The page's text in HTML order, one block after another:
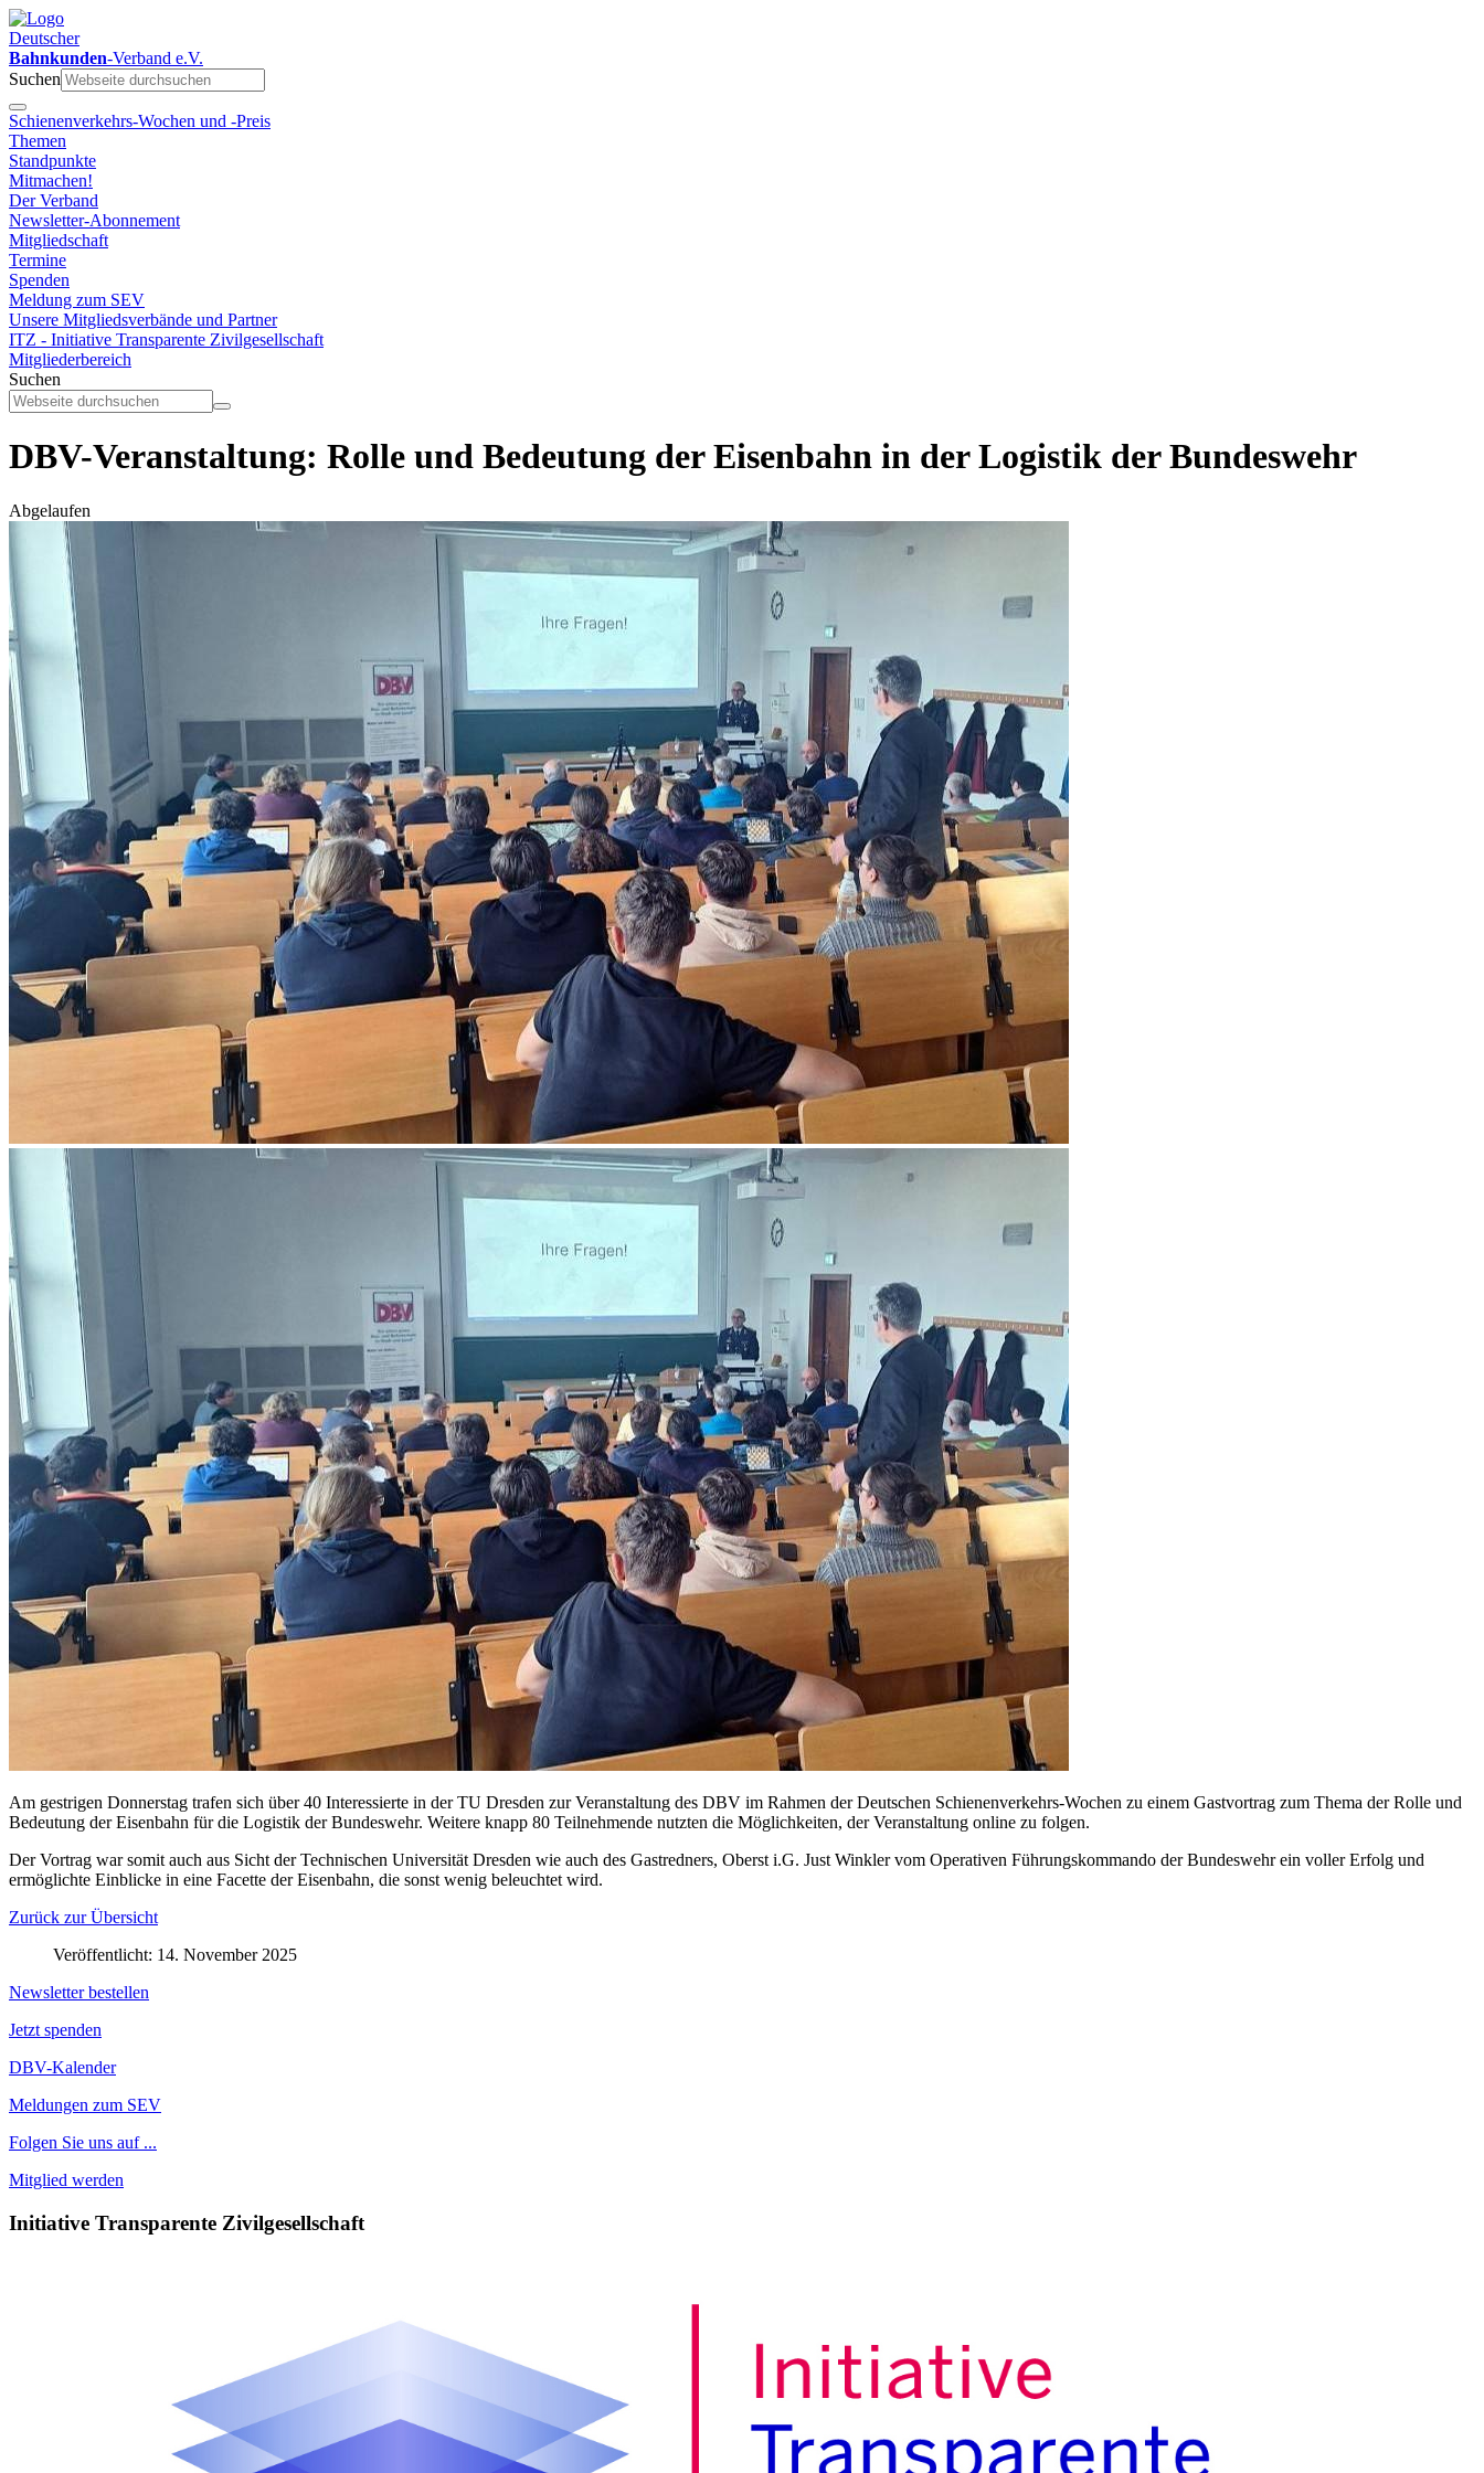
Deutscher
Bahnkunden-Verband e.V.
Suchen
Schienenverkehrs-Wochen und -Preis
Themen
Standpunkte
Mitmachen!
Der Verband
Newsletter-Abonnement
Mitgliedschaft
Termine
Spenden
Meldung zum SEV
Unsere Mitgliedsverbände und Partner
ITZ - Initiative Transparente Zivilgesellschaft
Mitgliederbereich
Suchen
DBV-Veranstaltung: Rolle und Bedeutung der Eisenbahn in der Logistik der Bundeswehr
Abgelaufen
Am gestrigen Donnerstag trafen sich über 40 Interessierte in der TU Dresden zur Veranstaltung des DBV im Rahmen der Deutschen Schienenverkehrs-Wochen zu einem Gastvortrag zum Thema der Rolle und
Bedeutung der Eisenbahn für die Logistik der Bundeswehr. Weitere knapp 80 Teilnehmende nutzten die Möglichkeiten, der Veranstaltung online zu folgen.
Der Vortrag war somit auch aus Sicht der Technischen Universität Dresden wie auch des Gastredners, Oberst i.G. Just Winkler vom Operativen Führungskommando der Bundeswehr ein voller Erfolg und
ermöglichte Einblicke in eine Facette der Eisenbahn, die sonst wenig beleuchtet wird.
Zurück zur Übersicht
Veröffentlicht: 14. November 2025
Newsletter bestellen
Jetzt spenden
DBV-Kalender
Meldungen zum SEV
Folgen Sie uns auf ...
Mitglied werden
Initiative Transparente Zivilgesellschaft